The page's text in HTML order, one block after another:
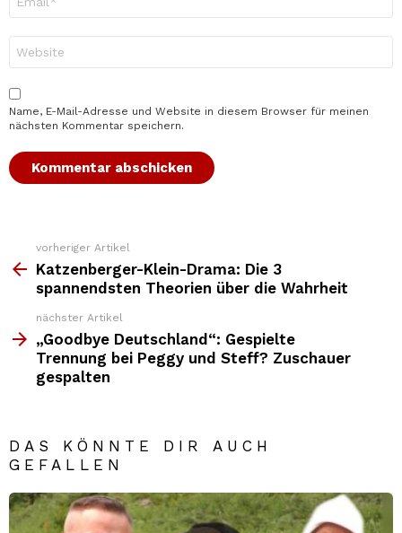
Mail-
Adresse
*
Name, E-Mail-Adresse und Website in diesem Browser für meinen
nächsten Kommentar speichern.
Weitere
Top
News
vorheriger Artikel
Katzenberger-Klein-Drama: Die 3
spannendsten Theorien über die Wahrheit
nächster Artikel
„Goodbye Deutschland“: Gespielte
Trennung bei Peggy und Steff? Zuschauer
gespalten
DAS KÖNNTE DIR AUCH
GEFALLEN